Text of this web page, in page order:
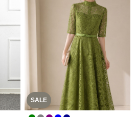
SALE